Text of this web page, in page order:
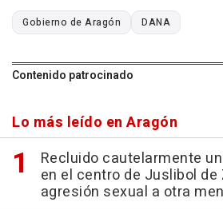
Gobierno de Aragón DANA
Contenido patrocinado
Lo más leído en Aragón
Recluido cautelarmente
en el centro de Juslibol
agresión sexual a otra